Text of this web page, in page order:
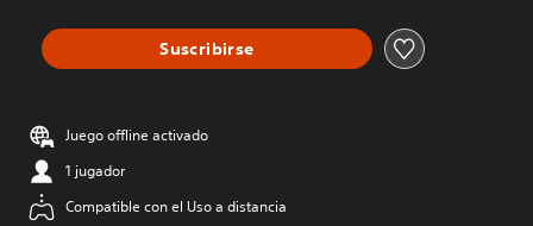
Suscribirse
Juego offline activado
1 jugador
Compatible con el Uso a distancia